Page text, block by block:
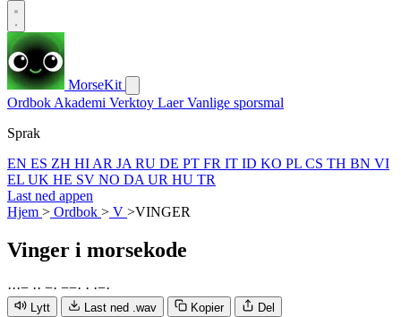
MorseKit
Ordbok Akademi Verktoy LaerVanlige sporsmal
Sprak
EN ES ZH HI AR JA RU DE PT FR IT ID KO PL CS TH BN VI
EL UK HE SV NO DA UR HU TR
Last ned appen
Hjem > Ordbok > V >VINGER
Vinger i morsekode
···− ·· −· −−· · ·−·
Lytt Last ned .wav Kopier Del